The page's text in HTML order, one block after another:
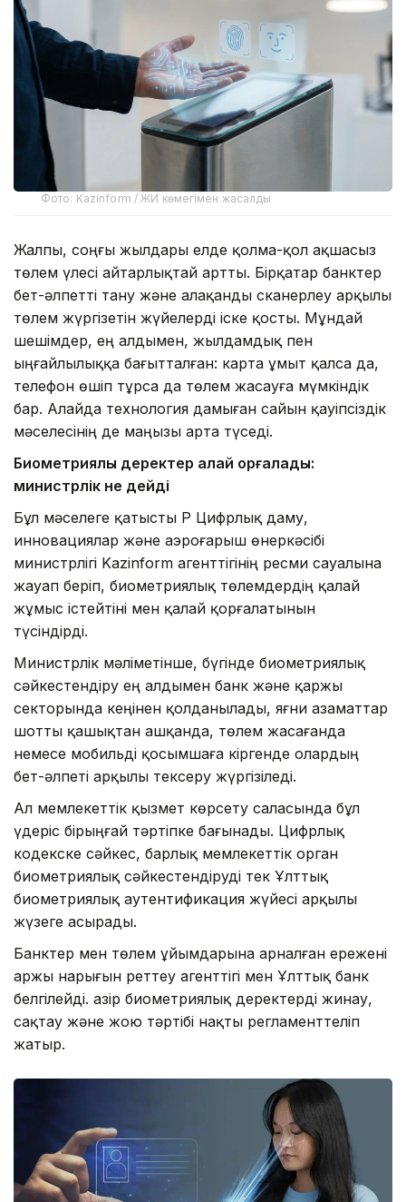
Фото: Kazinform / ЖИ көмегімен жасалды
Жалпы, соңғы жылдары елде қолма-қол ақшасыз
төлем үлесі айтарлықтай артты. Бірқатар банктер
бет-әлпетті тану және алақанды сканерлеу арқылы
төлем жүргізетін жүйелерді іске қосты. Мұндай
шешімдер, ең алдымен, жылдамдық пен
ыңғайлылыққа бағытталған: карта ұмыт қалса да,
телефон өшіп тұрса да төлем жасауға мүмкіндік
бар. Алайда технология дамыған сайын қауіпсіздік
мәселесінің де маңызы арта түседі.
Биометриялық деректер қалай қорғалады:
министрлік не дейді
Бұл мәселеге қатысты ҚР Цифрлық даму,
инновациялар және аэроғарыш өнеркәсібі
министрлігі Kazinform агенттігінің ресми сауалына
жауап беріп, биометриялық төлемдердің қалай
жұмыс істейтіні мен қалай қорғалатынын
түсіндірді.
Министрлік мәліметінше, бүгінде биометриялық
сәйкестендіру ең алдымен банк және қаржы
секторында кеңінен қолданылады, яғни азаматтар
шотты қашықтан ашқанда, төлем жасағанда
немесе мобильді қосымшаға кіргенде олардың
бет-әлпеті арқылы тексеру жүргізіледі.
Ал мемлекеттік қызмет көрсету саласында бұл
үдеріс бірыңғай тәртіпке бағынады. Цифрлық
кодекске сәйкес, барлық мемлекеттік орган
биометриялық сәйкестендіруді тек Ұлттық
биометриялық аутентификация жүйесі арқылы
жүзеге асырады.
Банктер мен төлем ұйымдарына арналған ережені
Қаржы нарығын реттеу агенттігі мен Ұлттық банк
белгілейді. Қазір биометриялық деректерді жинау,
сақтау және жою тәртібі нақты регламенттеліп
жатыр.